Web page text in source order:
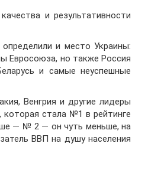
и результативности
и место Украины:
Евросоюза, но также Россия
и самые неуспешные
Венгрия и другие лидеры
стала №1 в рейтинге
— № 2 — он чуть меньше, на
ВВП на душу населения